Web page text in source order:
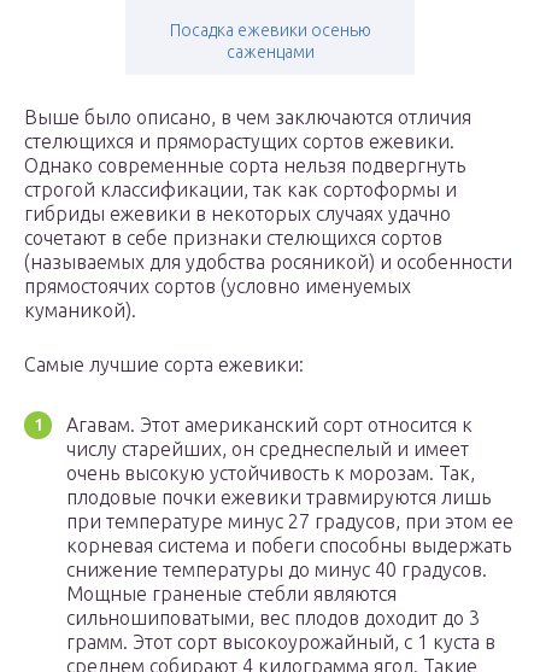
Посадка ежевики осенью
саженцами
Выше было описано, в чем заключаются отличия
стелющихся и пряморастущих сортов ежевики.
Однако современные сорта нельзя подвергнуть
строгой классификации, так как сортоформы и
гибриды ежевики в некоторых случаях удачно
сочетают в себе признаки стелющихся сортов
(называемых для удобства росяникой) и особенности
прямостоячих сортов (условно именуемых
куманикой).
Самые лучшие сорта ежевики:
Агавам. Этот американский сорт относится к
числу старейших, он среднеспелый и имеет
очень высокую устойчивость к морозам. Так,
плодовые почки ежевики травмируются лишь
при температуре минус 27 градусов, при этом ее
корневая система и побеги способны выдержать
снижение температуры до минус 40 градусов.
Мощные граненые стебли являются
сильношиповатыми, вес плодов доходит до 3
грамм. Этот сорт высокоурожайный, с 1 куста в
среднем собирают 4 килограмма ягод. Такие